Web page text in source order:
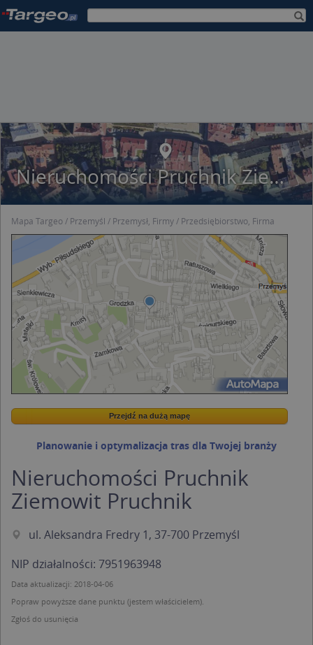
Nieruchomości Pruchnik Ziemowit Pruchnik
Mapa Targeo Przemyśl Przemysł, Firmy Przedsiębiorstwo, Firma
Wstaw tę mapkę na swoją stronę
Przejdź na dużą mapę
Przejdź na dużą mapę
Planowanie i optymalizacja tras dla Twojej branży
Nieruchomości Pruchnik
Ziemowit Pruchnik
ul. Aleksandra Fredry 1, 37-700 Przemyśl
NIP działalności: 7951963948
Data aktualizacji: 2018-04-06
Popraw powyższe dane punktu (jestem właścicielem).
Zgłoś do usunięcia